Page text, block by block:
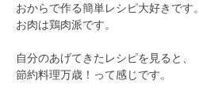
おからで作る簡単レシピ大好きです。
お肉は鶏肉派です。
自分のあげてきたレシピを見ると、
節約料理万歳！って感じです。